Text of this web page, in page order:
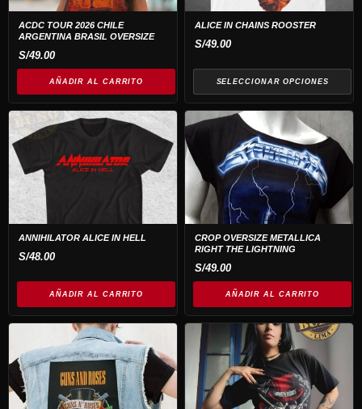
ACDC TOUR 2026 CHILE
ARGENTINA BRASIL OVERSIZE
S/49.00
AÑADIR AL CARRITO
ALICE IN CHAINS ROOSTER
S/49.00
SELECCIONAR OPCIONES
opciones
se
elegir
en
la
página
de
producto
ANNIHILATOR ALICE IN HELL
S/48.00
AÑADIR AL CARRITO
CROP OVERSIZE METALLICA
RIGHT THE LIGHTNING
S/49.00
AÑADIR AL CARRITO